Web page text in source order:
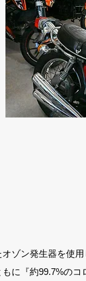
ゾン発生器を使用
に『約99.7%の